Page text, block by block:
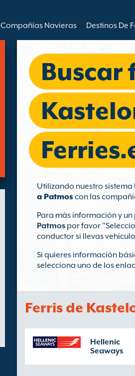
Compañías Navieras Destinos De
Buscar
Utilizando nuestro
a Patmos con las
Para más información y
Patmos por favor
conductor si llevas
Si quieres información
selecciona uno de los
Ferris de
Hellenic
Seaways